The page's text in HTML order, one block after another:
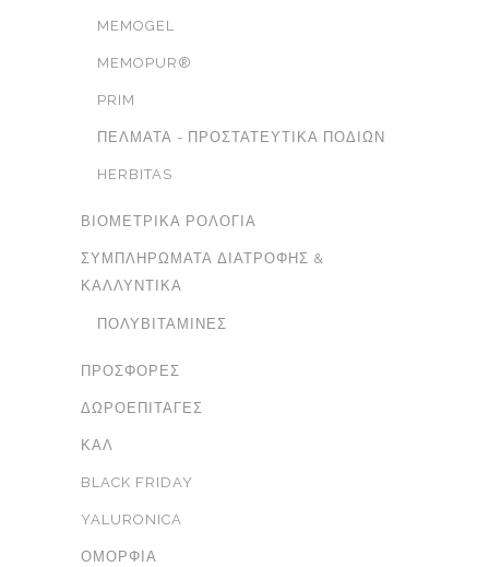
MEMOGEL
MEMOPUR®
PRIM
ΠΈΛΜΑΤΑ - ΠΡΟΣΤΑΤΕΥΤΙΚΆ ΠΟΔΙΏΝ
HERBITAS
ΒΙΟΜΕΤΡΙΚΆ ΡΟΛΌΓΙΑ
ΣΥΜΠΛΗΡΏΜΑΤΑ ΔΙΑΤΡΟΦΉΣ &
ΚΑΛΛΥΝΤΙΚΆ
ΠΟΛΥΒΙΤΑΜΊΝΕΣ
ΠΡΟΣΦΟΡΈΣ
ΔΩΡΟΕΠΙΤΑΓΈΣ
ΚΑΛ
BLACK FRIDAY
YALURONICA
ΟΜΟΡΦΙΆ